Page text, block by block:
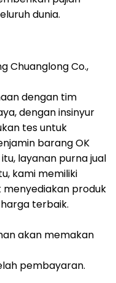
dunia.
Chuanglong Co.,
dengan tim
dengan insinyur
tes untuk
barang OK
itu, layanan purna jual
kami memiliki
menyediakan produk
terbaik.
akan memakan
pembayaran.